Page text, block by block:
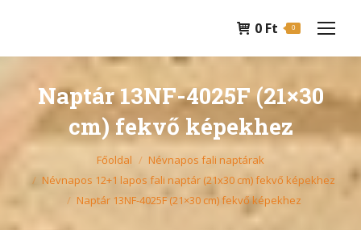
0 Ft 0
Naptár 13NF-4025F (21×30
cm) fekvő képekhez
Főoldal
Névnapos fali naptárak
Névnapos 12+1 lapos fali naptár (21x30 cm) fekvő képekhez
Naptár 13NF-4025F (21×30 cm) fekvő képekhez